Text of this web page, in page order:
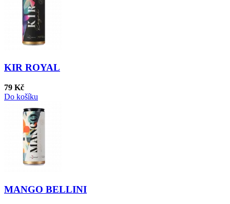
KIR ROYAL
79 Kč
Do košíku
MANGO BELLINI